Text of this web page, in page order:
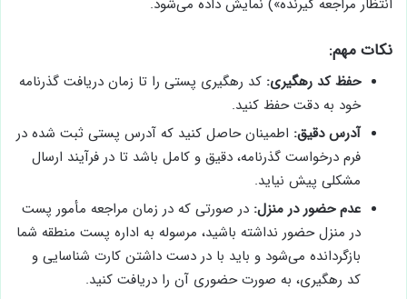
انتظار مراجعه گیرنده») نمایش داده می‌شود.
نکات مهم:
حفظ کد رهگیری: کد رهگیری پستی را تا زمان دریافت گذرنامه
خود به دقت حفظ کنید.
آدرس دقیق: اطمینان حاصل کنید که آدرس پستی ثبت شده در
فرم درخواست گذرنامه، دقیق و کامل باشد تا در فرآیند ارسال
مشکلی پیش نیاید.
عدم حضور در منزل: در صورتی که در زمان مراجعه مأمور پست
در منزل حضور نداشته باشید، مرسوله به اداره پست منطقه شما
بازگردانده می‌شود و باید با در دست داشتن کارت شناسایی و
کد رهگیری، به صورت حضوری آن را دریافت کنید.